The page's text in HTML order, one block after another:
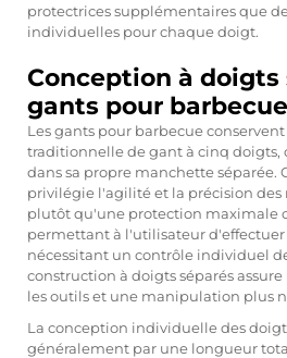
protectrices supplémentaires que
individuelles pour chaque doigt.
Conception à doigts
gants pour barbecue
Les gants pour barbecue
traditionnelle de gant à cinq
dans sa propre manchette séparée.
privilégie l'agilité et la précision
plutôt qu'une protection maximale
permettant à l'utilisateur d'effectuer
nécessitant un contrôle individuel
construction à doigts séparés
les outils et une manipulation plus
La conception individuelle des
généralement par une longueur